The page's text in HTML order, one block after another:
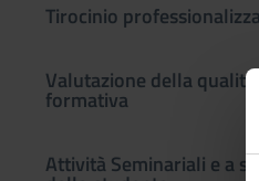
Tirocinio
Valutazione della qualità
formativa
Attività Seminariali e a